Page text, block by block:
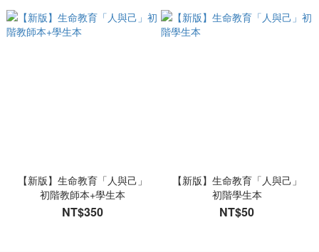
【新版】生命教育「人與己」
初階教師本+學生本
NT$350
【新版】生命教育「人與己」
初階學生本
NT$50